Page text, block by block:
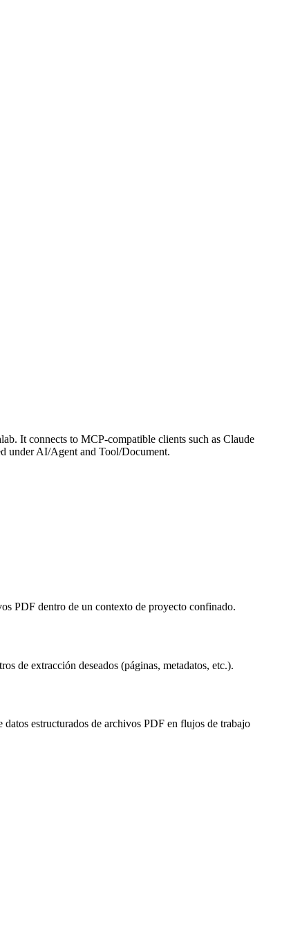
It connects to MCP-compatible clients such as Claude
under AI/Agent and Tool/Document.
PDF dentro de un contexto de proyecto confinado.
de extracción deseados (páginas, metadatos, etc.).
estructurados de archivos PDF en flujos de trabajo